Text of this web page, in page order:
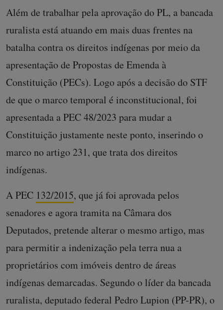
Além de trabalhar pela aprovação do PL, a bancada
ruralista está atuando em mais duas frentes na
batalha contra os direitos indígenas por meio da
apresentação de Propostas de Emenda à
Constituição (PECs). Logo após a decisão do STF
de que o marco temporal é inconstitucional, foi
apresentada a PEC 48/2023 para mudar a
Constituição justamente neste ponto, inserindo o
marco no artigo 231, que trata dos direitos
indígenas.
A PEC 132/2015, que já foi aprovada pelos
senadores e agora tramita na Câmara dos
Deputados, pretende alterar o mesmo artigo, mas
para permitir a indenização pela terra nua a
proprietários com imóveis dentro de áreas
indígenas demarcadas. Segundo o líder da bancada
ruralista, deputado federal Pedro Lupion (PP-PR), o